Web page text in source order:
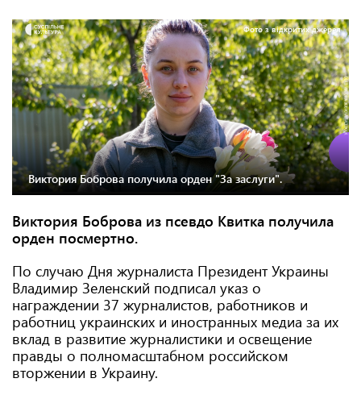
Фото з відкритих джерел
Виктория Боброва получила орден "За заслуги".
Виктория Боброва из псевдо Квитка получила
орден посмертно.
По случаю Дня журналиста Президент Украины
Владимир Зеленский подписал указ о
награждении 37 журналистов, работников и
работниц украинских и иностранных медиа за их
вклад в развитие журналистики и освещение
правды о полномасштабном российском
вторжении в Украину.